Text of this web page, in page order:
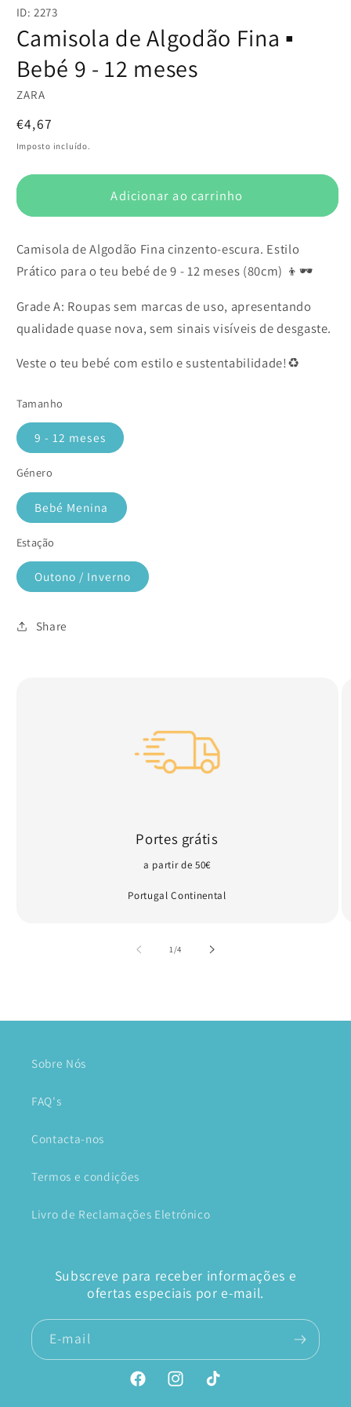
multimédia
em
modal
ID: 2273
Camisola de Algodão Fina ▪️
Bebé 9 - 12 meses
ZARA
Preço
normal
€4,67
Imposto incluído.
Adicionar ao carrinho
Camisola de Algodão Fina cinzento-escura. Estilo
Prático para o teu bebé de 9 - 12 meses (80cm) 👦🕶️
Grade A: Roupas sem marcas de uso, apresentando
qualidade quase nova, sem sinais visíveis de desgaste.
Veste o teu bebé com estilo e sustentabilidade!♻️
Tamanho
9 - 12 meses
Género
Bebé Menina
Estação
Outono / Inverno
Share
Portes grátis
a partir de 50€
Portugal Continental
1/de
4
Sobre Nós
FAQ's
Contacta-nos
Termos e condições
Livro de Reclamações Eletrónico
Subscreve para receber informações e
ofertas especiais por e-mail.
E-mail
FacebookInstagramTikTok